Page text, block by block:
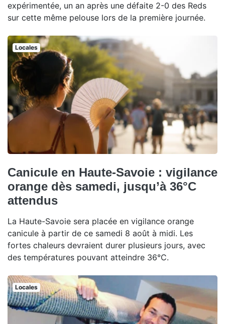
expérimentée, un an après une défaite 2-0 des Reds
sur cette même pelouse lors de la première journée.
Locales
Canicule en Haute-Savoie : vigilance
orange dès samedi, jusqu’à 36°C
attendus
La Haute-Savoie sera placée en vigilance orange
canicule à partir de ce samedi 8 août à midi. Les
fortes chaleurs devraient durer plusieurs jours, avec
des températures pouvant atteindre 36°C.
Locales